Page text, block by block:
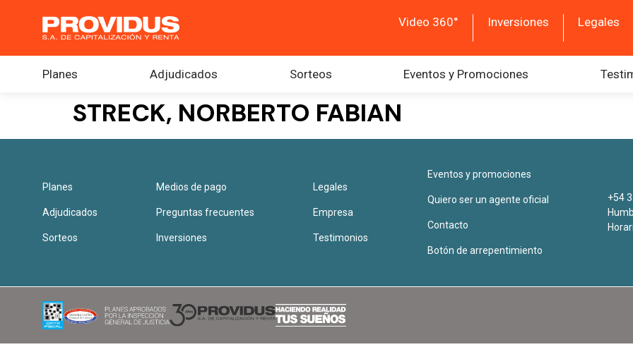
Video 360° Inversiones Legales
Planes Adjudicados Sorteos Eventos y Promociones
STRECK, NORBERTO FABIAN
Planes
Adjudicados
Sorteos
Medios de pago
Preguntas frecuentes
Inversiones
Legales
Empresa
Testimonios
Eventos y promociones
Quiero ser un agente oficial
Contacto
Botón de arrepentimiento
+54